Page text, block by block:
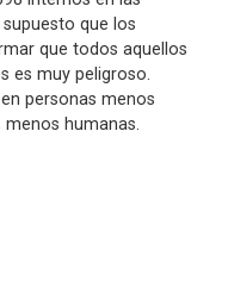
que los
que todos aquellos
es muy peligroso.
personas menos
humanas.